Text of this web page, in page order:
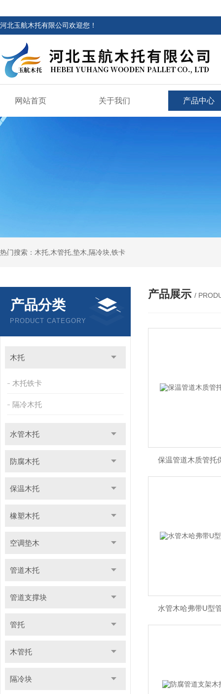
河北玉航木托有限公司欢迎您！
网站首页 关于我们 产品中心
热门搜索：木托,木管托,垫木,隔冷块,铁卡
产品分类
PRODUCT CATEGORY
木托
木托铁卡
隔冷木托
水管木托
防腐木托
保温木托
橡塑木托
空调垫木
管道木托
管道支撑块
管托
木管托
隔冷块
产品展示 /
保温管道木质管托
水管木哈弗带U型